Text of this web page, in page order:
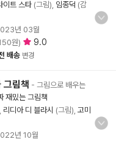
이트 스타 (그림), 임종덕 (감
년 03월
원) 9.0
배송 변경
그림책 - 그림으로 배우는
재밌는 그림책
리디아 디 블라시 (그림), 고미
년 10월